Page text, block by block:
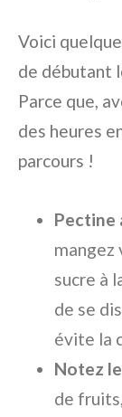
Voici
de débutant
Parce que,
des heures
parcours !
Pectine
mangez
sucre à
de se
évite la
Notez
de